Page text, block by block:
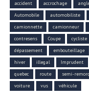
accident accrochage
Automobile
automobiliste
camionnette
camionneur
contresens
Coupe cycliste
dépassement
embouteillage
hiver
illegal Imprudent
quebec
route semi-
voiture
vus véhicule